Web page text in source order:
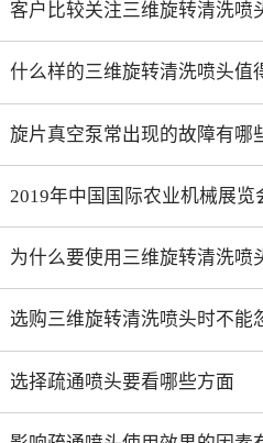
什么样的三维旋转清洗喷头值
旋片真空泵常出现的故障有哪
2019年中国国际农业机械展览
为什么要使用三维旋转清洗喷
选择疏通喷头要看哪些方面